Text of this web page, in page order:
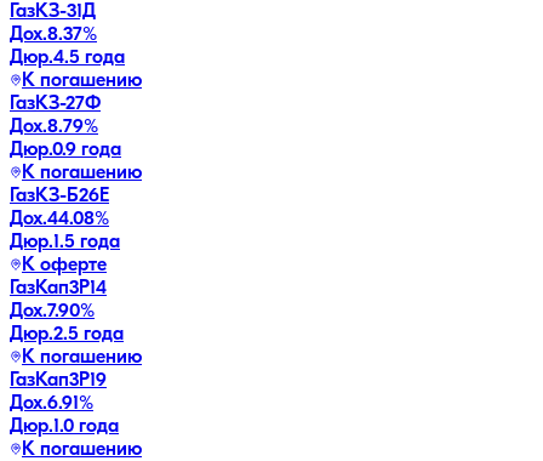
ГазКЗ-31Д
Дох.8.37%
Дюр.4.5 года
К погашению
ГазКЗ-27Ф
Дох.8.79%
Дюр.0.9 года
К погашению
ГазКЗ-Б26Е
Дох.44.08%
Дюр.1.5 года
К оферте
ГазКап3P14
Дох.7.90%
Дюр.2.5 года
К погашению
ГазКап3P19
Дох.6.91%
Дюр.1.0 года
К погашению